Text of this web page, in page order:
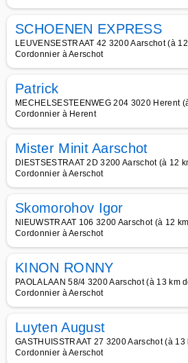
SCHOENEN EXPRESS
LEUVENSESTRAAT 42 3200 Aarschot (à
Cordonnier à Aerschot
Patrick
MECHELSESTEENWEG 204 3020 Herent
Cordonnier à Herent
Mister Minit Aarschot
DIESTSESTRAAT 2D 3200 Aarschot (à 12
Cordonnier à Aerschot
Skomorohov Igor
NIEUWSTRAAT 106 3200 Aarschot (à 12
Cordonnier à Aerschot
KINON RONNY
PAOLALAAN 58/4 3200 Aarschot (à 13 km
Cordonnier à Aerschot
Luyten August
GASTHUISSTRAAT 27 3200 Aarschot (à
Cordonnier à Aerschot